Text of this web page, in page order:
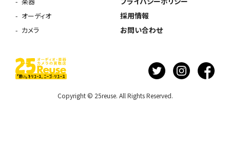
オーディオ
カメラ
採用情報
お問い合わせ
Copyright © 25reuse. All Rights Reserved.